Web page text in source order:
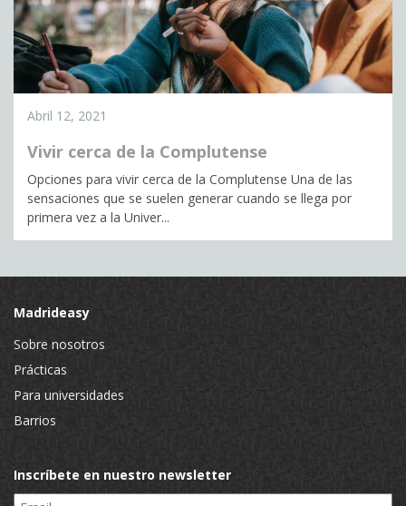
Abril 12, 2021
Vivir cerca de la Complutense
Opciones para vivir cerca de la Complutense Una de las
sensaciones que se suelen generar cuando se llega por
primera vez a la Univer...
Madrideasy
Sobre nosotros
Prácticas
Para universidades
Barrios
Inscríbete en nuestro newsletter
Email